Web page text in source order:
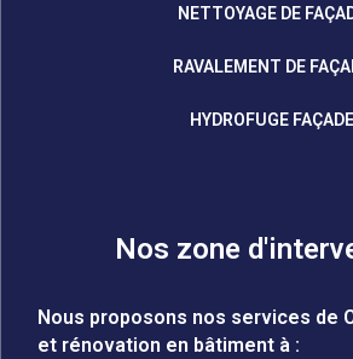
NETTOYAGE DE
RAVALEMENT DE
HYDROFUGE FAÇADE
Nos zone
Nous proposons nos services de
et rénovation en bâtiment à :